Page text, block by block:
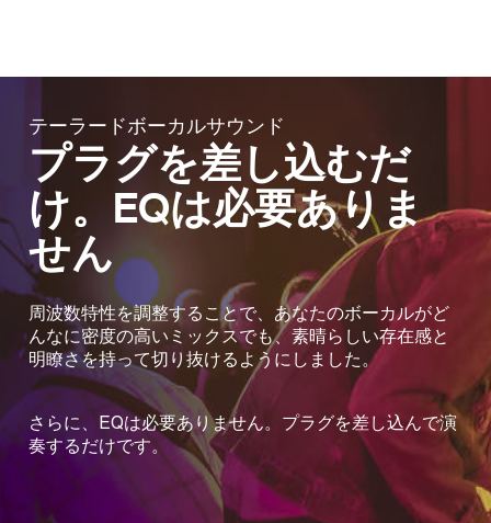
テーラードボーカルサウンド
プラグを差し込むだ
け。EQは必要ありま
せん
周波数特性を調整することで、あなたのボーカルがど
んなに密度の高いミックスでも、素晴らしい存在感と
明瞭さを持って切り抜けるようにしました。
さらに、EQは必要ありません。プラグを差し込んで演
奏するだけです。